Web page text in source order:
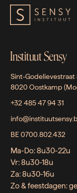
Instituut Sensy
Sint-Godelievestraat
8020 Oostkamp
+32 485 47 94 31
BE 0700.802.432
Ma-Do: 8u30-22u
Vr: 8u30-18u
Za: 8u30-16u
Zo & feestdagen: